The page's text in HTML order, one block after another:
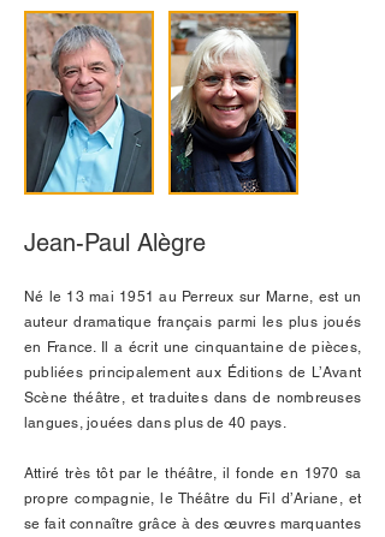
Jean-Paul Alègre
Né le 13 mai 1951 au Perreux sur Marne, est un
auteur dramatique français parmi les plus joués
en France. Il a écrit une cinquantaine de pièces,
publiées principalement aux Éditions de L’Avant
Scène théâtre, et traduites dans de nombreuses
langues, jouées dans plus de 40 pays.
Attiré très tôt par le théâtre, il fonde en 1970 sa
propre compagnie, le Théâtre du Fil d’Ariane, et
se fait connaître grâce à des œuvres marquantes